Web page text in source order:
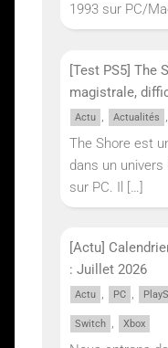
1993 sur PC/
[Test PS5] The
magistrale,
Actu , Actualités ,
The Shore est
dans un univers
sur PC. Il […]
[Actu]
: Juillet 2026
Actu , PC ,
Switch , Xbox